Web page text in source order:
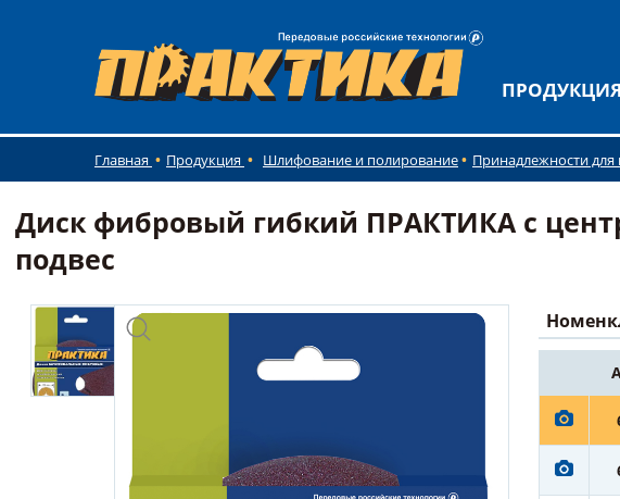
ПРОДУКЦИЯ
Главная Продукция Шлифование и полирование Принадлежности
Диск фибровый гибкий ПРАКТИКА с
подвес